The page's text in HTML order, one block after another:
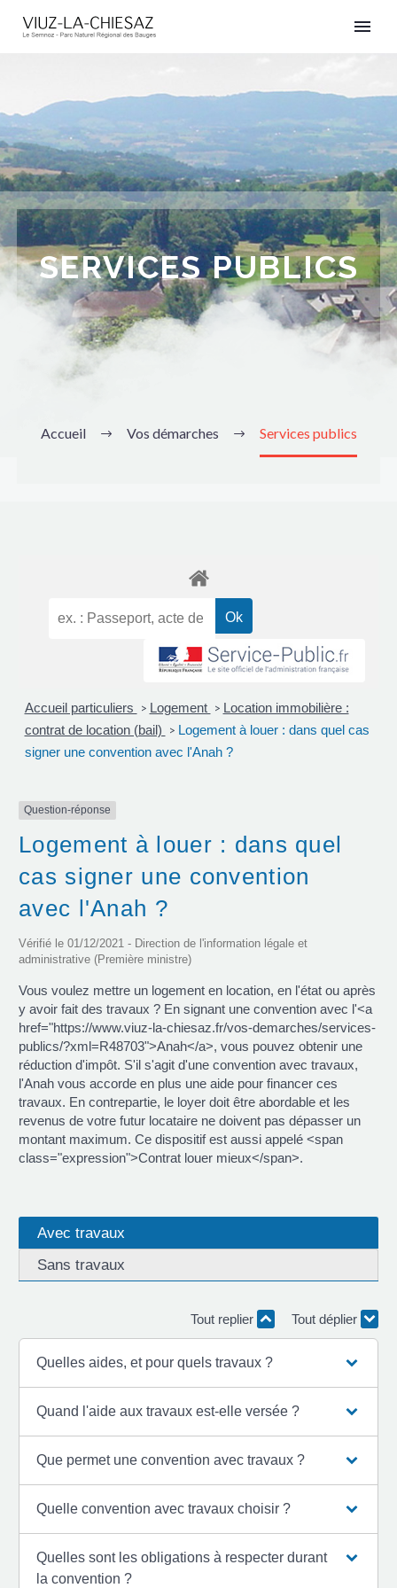
SERVICES PUBLICS
Accueil Vos démarches Services publics
Accueil particuliers > Logement > Location immobilière :
contrat de location (bail)
> Logement à louer : dans quel cas
signer une convention avec l'Anah ?
Question-réponse
Logement à louer : dans quel
cas signer une convention
avec l'Anah ?
Vérifié le 01/12/2021 - Direction de l'information légale et
administrative (Première ministre)
Vous voulez mettre un logement en location, en l'état ou après
y avoir fait des travaux ? En signant une convention avec l'<a
href="https://www.viuz-la-chiesaz.fr/vos-demarches/services-
publics/?xml=R48703">Anah</a>, vous pouvez obtenir une
réduction d'impôt. S'il s'agit d'une convention avec travaux,
l'Anah vous accorde en plus une aide pour financer ces
travaux. En contrepartie, le loyer doit être abordable et les
revenus de votre futur locataire ne doivent pas dépasser un
montant maximum. Ce dispositif est aussi appelé <span
class="expression">Contrat louer mieux</span>.
Avec travaux
Sans travaux
Tout replier Tout déplier
Quelles aides, et pour quels travaux ?
Quand l'aide aux travaux est-elle versée ?
Que permet une convention avec travaux ?
Quelle convention avec travaux choisir ?
Quelles sont les obligations à respecter durant
la convention ?